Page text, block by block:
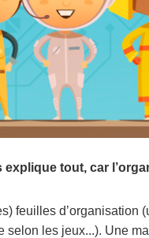
tout, car
feuilles d’organisation
les jeux...). Une